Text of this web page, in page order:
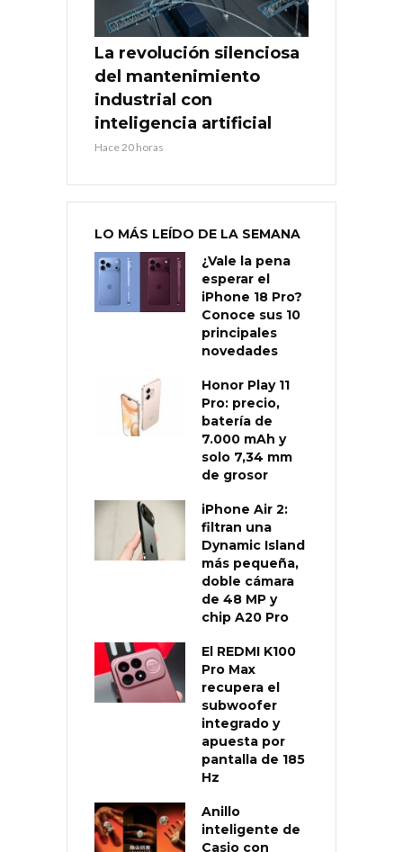
La revolución silenciosa
del mantenimiento
industrial con
inteligencia artificial
Hace 20 horas
LO MÁS LEÍDO DE LA SEMANA
¿Vale la pena
esperar el
iPhone 18 Pro?
Conoce sus 10
principales
novedades
Honor Play 11
Pro: precio,
batería de
7.000 mAh y
solo 7,34 mm
de grosor
iPhone Air 2:
filtran una
Dynamic Island
más pequeña,
doble cámara
de 48 MP y
chip A20 Pro
El REDMI K100
Pro Max
recupera el
subwoofer
integrado y
apuesta por
pantalla de 185
Hz
Anillo
inteligente de
Casio con